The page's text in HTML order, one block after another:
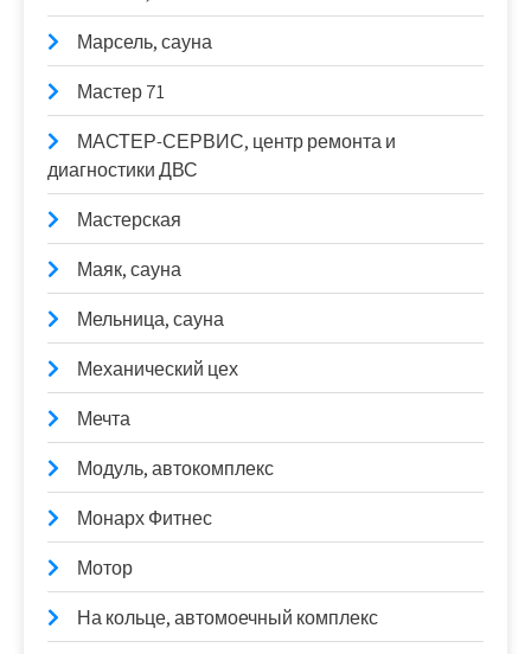
Марсель, сауна
Мастер 71
МАСТЕР-СЕРВИС, центр ремонта и
диагностики ДВС
Мастерская
Маяк, сауна
Мельница, сауна
Механический цех
Мечта
Модуль, автокомплекс
Монарх Фитнес
Мотор
На кольце, автомоечный комплекс